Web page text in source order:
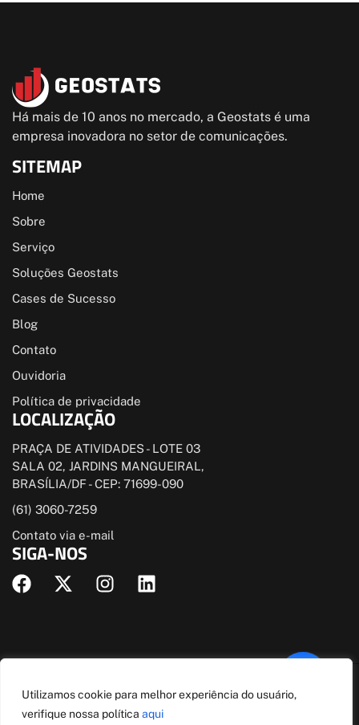
Utilizamos cookie para melhor experiência do usuário,
verifique nossa política aqui
Há mais de 10 anos no mercado, a Geostats é uma
empresa inovadora no setor de comunicações.
SITEMAP
Home
Sobre
Serviço
Soluções Geostats
Cases de Sucesso
Blog
Contato
Ouvidoria
Política de privacidade
LOCALIZAÇÃO
PRAÇA DE ATIVIDADES - LOTE 03
SALA 02, JARDINS MANGUEIRAL,
BRASÍLIA/DF - CEP: 71699-090
(61) 3060-7259
Contato via e-mail
SIGA-NOS
© Todos direitos estão reservados
Este site está protegido pela Lei de Direitos Autorais. (Lei 9610 de